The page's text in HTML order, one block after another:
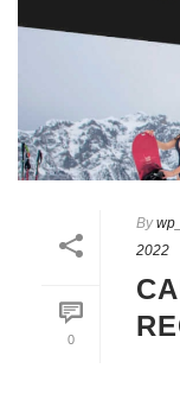
0
By
2022